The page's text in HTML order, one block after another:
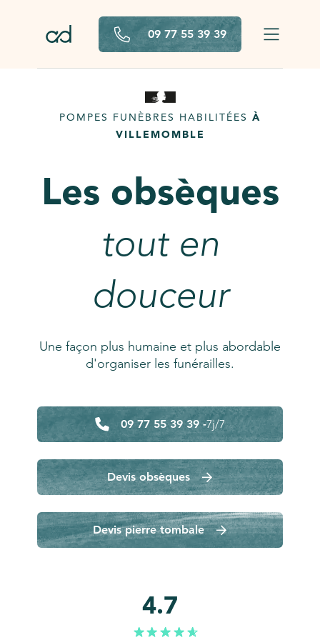
09 77 55 39 39
POMPES FUNÈBRES HABILITÉES À
VILLEMOMBLE
Les obsèques
tout en
douceur
Une façon plus humaine et plus abordable
d'organiser les funérailles.
09 77 55 39 39 -7j/7
Devis obsèques
Devis pierre tombale
4.7